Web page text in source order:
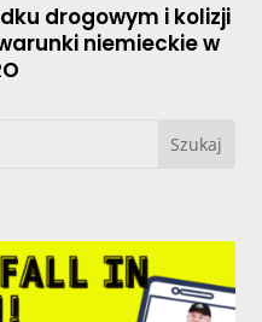
drogowym i kolizji
niemieckie w